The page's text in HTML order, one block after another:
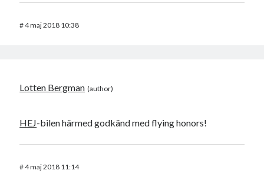
#4 maj 2018 10:38
Lotten Bergman
HEJ-bilen härmed godkänd med flying honors!
#4 maj 2018 11:14